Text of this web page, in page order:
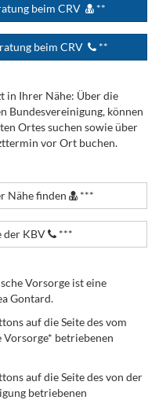
beim CRV **
beim CRV **
in Ihrer Nähe: Über die
Bundesvereinigung, können
Ortes suchen sowie über
vor Ort buchen.
Nähe finden ***
der KBV ***
Vorsorge ist eine
Gontard.
auf die Seite des vom
betriebenen
auf die Seite des von der
betriebenen